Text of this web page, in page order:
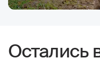
Остались